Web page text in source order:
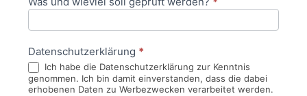
Datenschutzerklärung *
Ich habe die Datenschutzerklärung zur Kenntnis
genommen. Ich bin damit einverstanden, dass die dabei
erhobenen Daten zu Werbezwecken verarbeitet werden.